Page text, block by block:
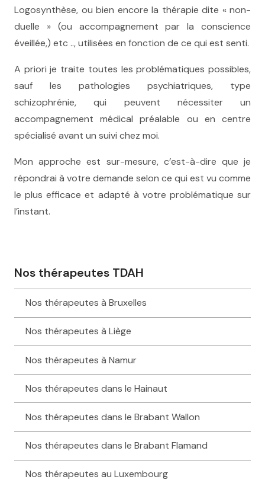
Logosynthèse, ou bien encore la thérapie dite « non-
duelle » (ou accompagnement par la conscience
éveillée,) etc .., utilisées en fonction de ce qui est senti.
A priori je traite toutes les problématiques possibles,
sauf les pathologies psychiatriques, type
schizophrénie, qui peuvent nécessiter un
accompagnement médical préalable ou en centre
spécialisé avant un suivi chez moi.
Mon approche est sur-mesure, c’est-à-dire que je
répondrai à votre demande selon ce qui est vu comme
le plus efficace et adapté à votre problématique sur
l’instant.
Nos thérapeutes TDAH
Nos thérapeutes à Bruxelles
Nos thérapeutes à Liège
Nos thérapeutes à Namur
Nos thérapeutes dans le Hainaut
Nos thérapeutes dans le Brabant Wallon
Nos thérapeutes dans le Brabant Flamand
Nos thérapeutes au Luxembourg